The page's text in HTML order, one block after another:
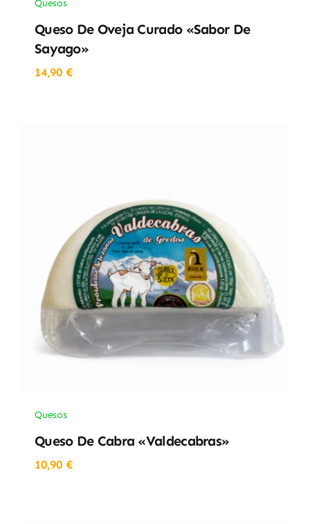
Quesos
Queso De Oveja Curado «Sabor De
Sayago»
14,90 €
Quesos
Queso De Cabra «Valdecabras»
10,90 €